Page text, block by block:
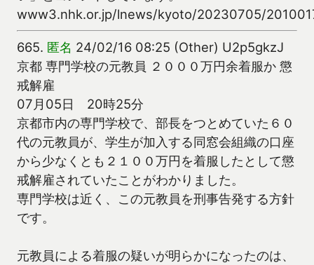
www3.nhk.or.jp/lnews/kyoto/20230705/
665. 匿名 24/02/16 08:25 (Other) U2p5gkzJ
京都 専門学校の元教員 ２０００万円余着服か 懲
戒解雇
07月05日 20時25分
京都市内の専門学校で、部長をつとめていた６０
代の元教員が、学生が加入する同窓会組織の口座
から少なくとも２１００万円を着服したとして懲
戒解雇されていたことがわかりました。
専門学校は近く、この元教員を刑事告発する方針
です。
元教員による着服の疑いが明らかになったのは、